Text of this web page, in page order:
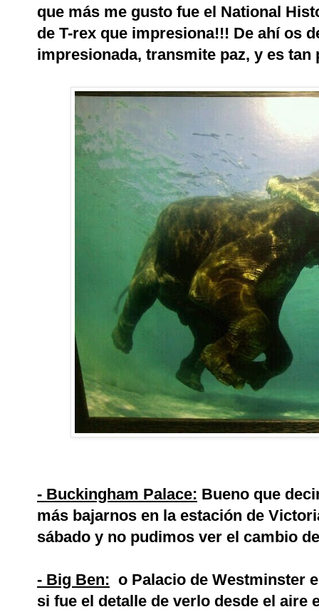
que más me gusto fue el National
de T-rex que impresiona!!! De ahí os
impresionada, transmite paz, y es tan
- Buckingham Palace: Bueno que
más bajarnos en la estación de
sábado y no pudimos ver el cambio
- Big Ben: o Palacio de Westminster
si fue el detalle de verlo desde el aire